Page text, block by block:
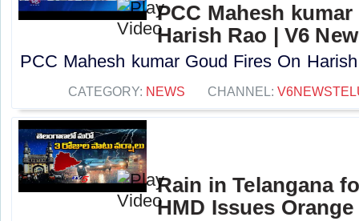
PCC Mahesh
Harish Rao | V6
PCC Mahesh kumar Goud Fires On
CATEGORY: NEWS CHANNEL:
Rain in Telangana
HMD Issues